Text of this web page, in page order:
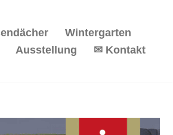
Wintergarten
Ausstellung ✉ Kontakt